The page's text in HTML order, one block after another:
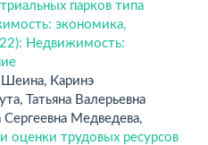
парков типа
экономика,
Недвижимость:
Шеина, Каринэ
Татьяна Валерьевна
Медведева,
оценки трудовых ресурсов